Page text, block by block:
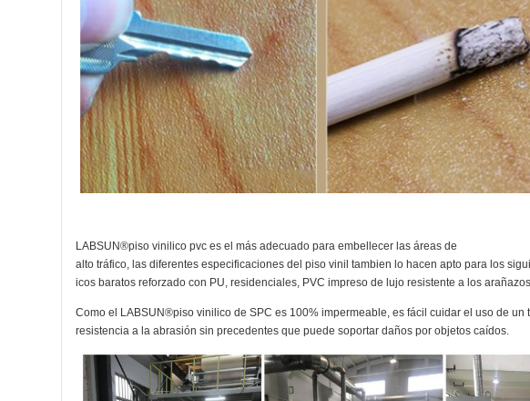
LABSUN®piso vinilico pvc es el más adecuado para embellecer las áreas de
alto tráfico, las diferentes especificaciones del piso vinil tambien lo hacen apto para los
icos baratos reforzado con PU, residenciales, PVC impreso de lujo resistente a los
Como el LABSUN®piso vinilico de SPC es 100% impermeable, es fácil cuidar el uso de
resistencia a la abrasión sin precedentes que puede soportar daños por objetos caídos.